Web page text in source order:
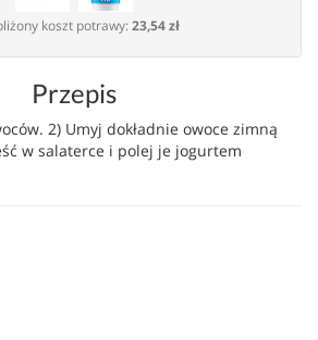
koszt potrawy:23,54 zł
Przepis
2) Umyj dokładnie owoce zimną
w salaterce i polej je jogurtem